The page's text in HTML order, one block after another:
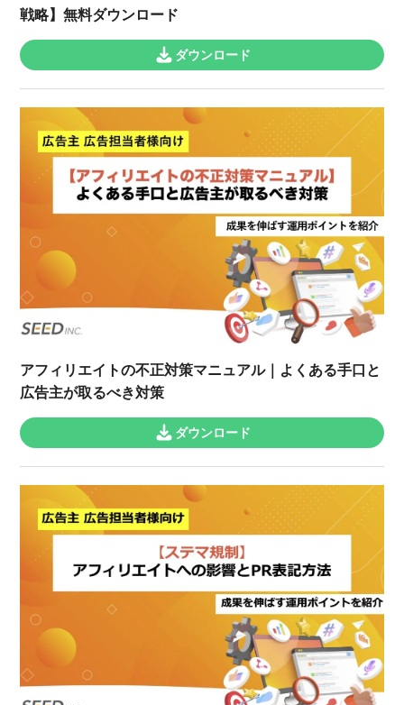
戦略】無料ダウンロード
ダウンロード
アフィリエイトの不正対策マニュアル｜よくある手口と
広告主が取るべき対策
ダウンロード